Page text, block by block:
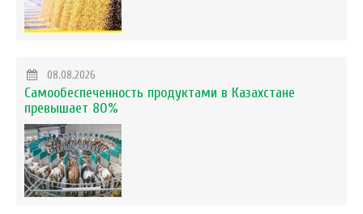
08.08.2026
Самообеспеченность продуктами в Казахстане
превышает 80%